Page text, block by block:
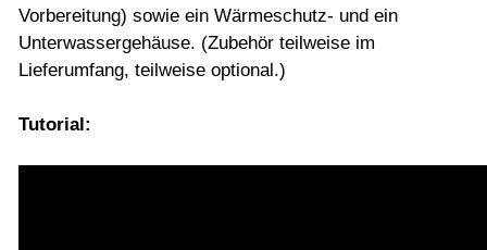
Vorbereitung) sowie ein Wärmeschutz- und ein
Unterwassergehäuse. (Zubehör teilweise im
Lieferumfang, teilweise optional.)
Tutorial: